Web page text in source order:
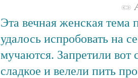
Эта вечная женская тема
удалось испробовать на
мучаются. Запретили вот
сладкое и велели пить